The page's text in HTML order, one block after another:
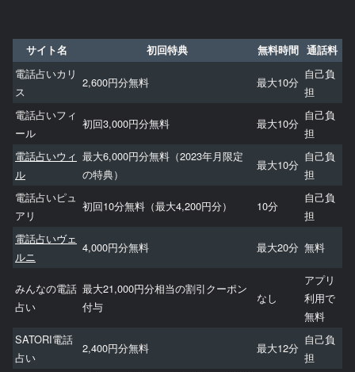
サイト名 初回特典 無料時間 通話料
電話占いカリ
ス
2,600円分無料 最大10分
自己負
担
電話占いフィ
ール
初回3,000円分無料 最大10分
自己負
担
電話占いウィ
ル
最大6,000円分無料（2023年月限定
の特典）
最大10分
自己負
担
電話占いピュ
アリ
初回10分無料（最大4,200円分） 10分
自己負
担
電話占いヴェ
ルニ
4,000円分無料 最大20分 無料
みんなの電話
占い
最大21,000円分相当の割引クーポン
付与
なし
アプリ
利用で
無料
SATORI電話
占い
2,400円分無料 最大12分
自己負
担